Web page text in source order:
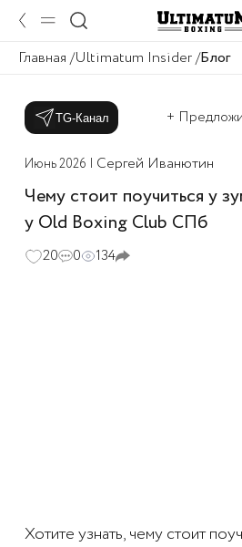
Главная Ultimatum Insider Блог
TG-Канал +
Июнь 2026 | Сергей Иванютин
Чему стоит поучиться у
у Old Boxing Club СПб
20 0 134
Хотите узнать, чему стоит